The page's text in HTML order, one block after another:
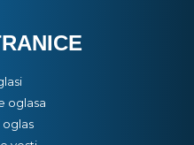
oglasa
oglas